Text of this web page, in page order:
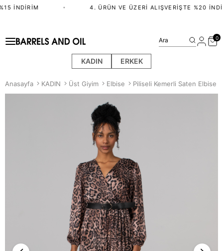
İNDIRIM 4. ÜRÜN VE ÜZERI ALIŞVERIŞTE %20
KADIN ERKEK
Ara 0
Anasayfa KADIN Üst Giyim Elbise Piliseli Kemerli Saten Elbise